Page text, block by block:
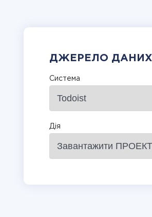
ДЖЕРЕЛО ДАНИХ
Система
Дія